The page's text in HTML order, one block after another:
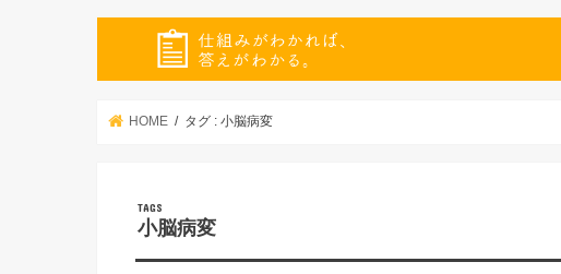
HOME タグ : 小脳病変
小脳病変